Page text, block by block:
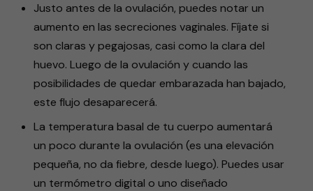
Justo antes de la ovulación, puedes notar un
aumento en las secreciones vaginales. Fíjate si
son claras y pegajosas, casi como la clara del
huevo. Luego de la ovulación y cuando las
posibilidades de quedar embarazada han bajado,
este flujo desaparecerá.
La temperatura basal de tu cuerpo aumentará
un poco durante la ovulación (es una elevación
pequeña, no da fiebre, desde luego). Puedes usar
un termómetro digital o uno diseñado